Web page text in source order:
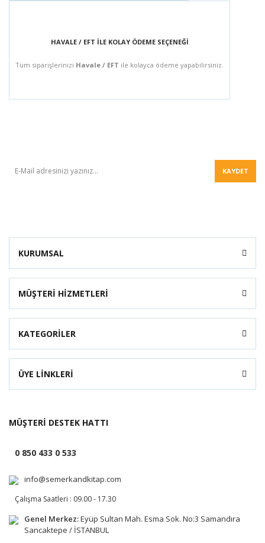
HAVALE / EFT İLE KOLAY ÖDEME SEÇENEĞİ
Tüm siparişlerinizi Havale / EFT ile kolayca ödeme yapabilirsiniz.
KAYDET
KURUMSAL
MÜŞTERİ HİZMETLERİ
KATEGORİLER
ÜYE LİNKLERİ
MÜŞTERİ DESTEK HATTI
0 850 433 0 533
info@semerkandkitap.com
Çalışma Saatleri : 09.00 - 17.30
Genel Merkez:Eyüp Sultan Mah. Esma Sok. No:3 Samandıra
Sancaktepe / İSTANBUL